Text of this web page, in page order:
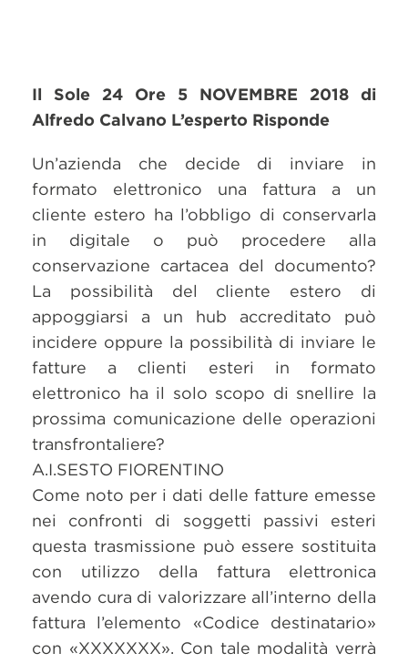
Il Sole 24 Ore 5 NOVEMBRE 2018 di
Alfredo Calvano L’esperto Risponde
Un’azienda che decide di inviare in
formato elettronico una fattura a un
cliente estero ha l’obbligo di conservarla
in digitale o può procedere alla
conservazione cartacea del documento?
La possibilità del cliente estero di
appoggiarsi a un hub accreditato può
incidere oppure la possibilità di inviare le
fatture a clienti esteri in formato
elettronico ha il solo scopo di snellire la
prossima comunicazione delle operazioni
transfrontaliere?
A.I.SESTO FIORENTINO
Come noto per i dati delle fatture emesse
nei confronti di soggetti passivi esteri
questa trasmissione può essere sostituita
con utilizzo della fattura elettronica
avendo cura di valorizzare all’interno della
fattura l’elemento «Codice destinatario»
con «XXXXXXX». Con tale modalità verrà